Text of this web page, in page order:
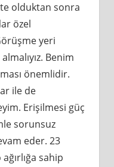
olduktan sonra
özel
yeri
Benim
önemlidir.
ile de
Erişilmesi güç
sorunsuz
eder. 23
sahip